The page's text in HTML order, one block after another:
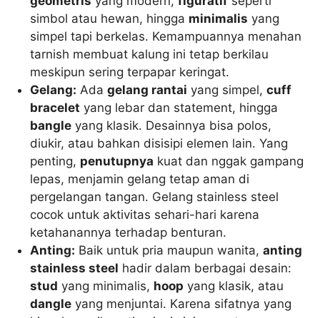
simbol atau hewan, hingga minimalis yang
simpel tapi berkelas. Kemampuannya menahan
tarnish membuat kalung ini tetap berkilau
meskipun sering terpapar keringat.
Gelang: Adagelang rantai yang simpel,cuff
bracelet yang lebar dan statement, hingga
bangle yang klasik. Desainnya bisa polos,
diukir, atau bahkan disisipi elemen lain. Yang
penting, penutupnya kuat dan nggak gampang
lepas, menjamin gelang tetap aman di
pergelangan tangan. Gelang stainless steel
cocok untuk aktivitas sehari-hari karena
ketahanannya terhadap benturan.
Anting: Baik untuk pria maupun wanita,anting
stainless steel hadir dalam berbagai desain:
stud yang minimalis, hoop yang klasik, atau
dangle yang menjuntai. Karena sifatnya yang